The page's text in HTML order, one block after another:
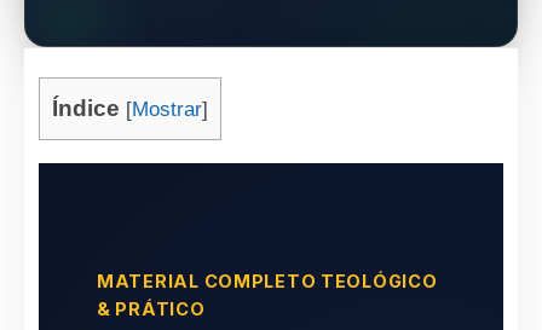
Índice [Mostrar]
MATERIAL COMPLETO TEOLÓGICO
& PRÁTICO